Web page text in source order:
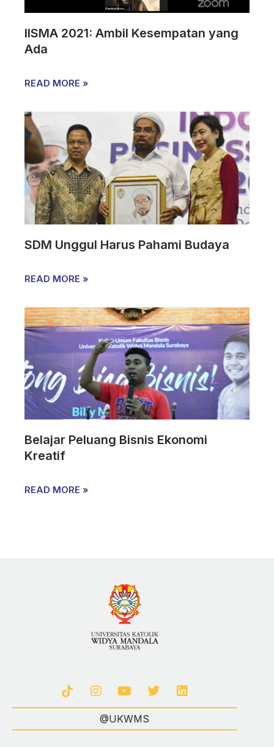
IISMA 2021: Ambil Kesempatan yang
Ada
READ MORE »
SDM Unggul Harus Pahami Budaya
READ MORE »
Belajar Peluang Bisnis Ekonomi
Kreatif
READ MORE »
@UKWMS